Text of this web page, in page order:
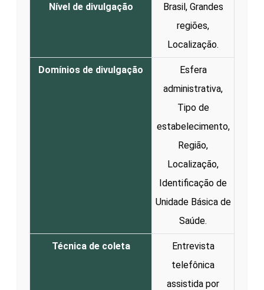
Nível de divulgação
Brasil, Grandes
regiões,
Localização.
Domínios de divulgação
Esfera
administrativa,
Tipo de
estabelecimento,
Região,
Localização,
Identificação de
Unidade Básica de
Saúde.
Técnica de coleta
Entrevista
telefônica
assistida por